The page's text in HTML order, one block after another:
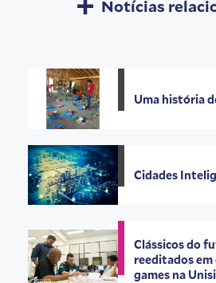
Notícias
Uma história
Cidades
Clássicos do
reeditados
games na